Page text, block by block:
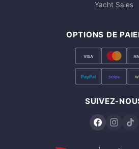
Yacht Sales
OPTIONS DE
VISA
PayPal Stripe
SUIVEZ-